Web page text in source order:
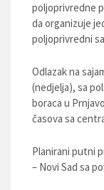
poljoprivredne
da organizuje
poljoprivredni
Odlazak na
(nedjelja), sa
boraca u
časova sa
Planirani putni
– Novi Sad sa